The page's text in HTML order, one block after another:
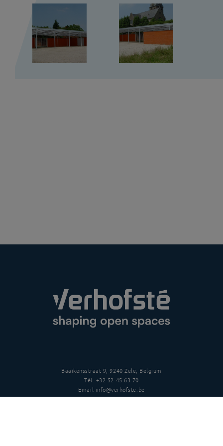
Baaikensstraat 9, 9240 Zele, Belgium
Tél. +32 52 45 63 70
Email info@verhofste.be
TVABE0439 215 109